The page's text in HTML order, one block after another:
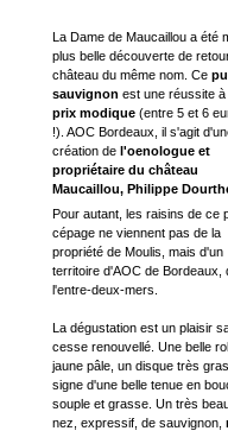
La Dame de Maucaillou a été
plus belle découverte de
château du même nom. Ce
sauvignon est une réussite à
prix modique(entre 5 et 6
!). AOC Bordeaux, il s'agit
création de l'oenologue et
propriétaire du château
Maucaillou, Philippe
Pour autant, les raisins de ce
cépage ne viennent pas de la
propriété de Moulis, mais d'un
territoire d'AOC de Bordeaux,
l'entre-deux-mers.
La dégustation est un plaisir
cesse renouvellé. Une belle
jaune pâle, un disque très
signe d'une belle tenue en
souple et grasse. Un très
nez, expressif, de sauvignon,